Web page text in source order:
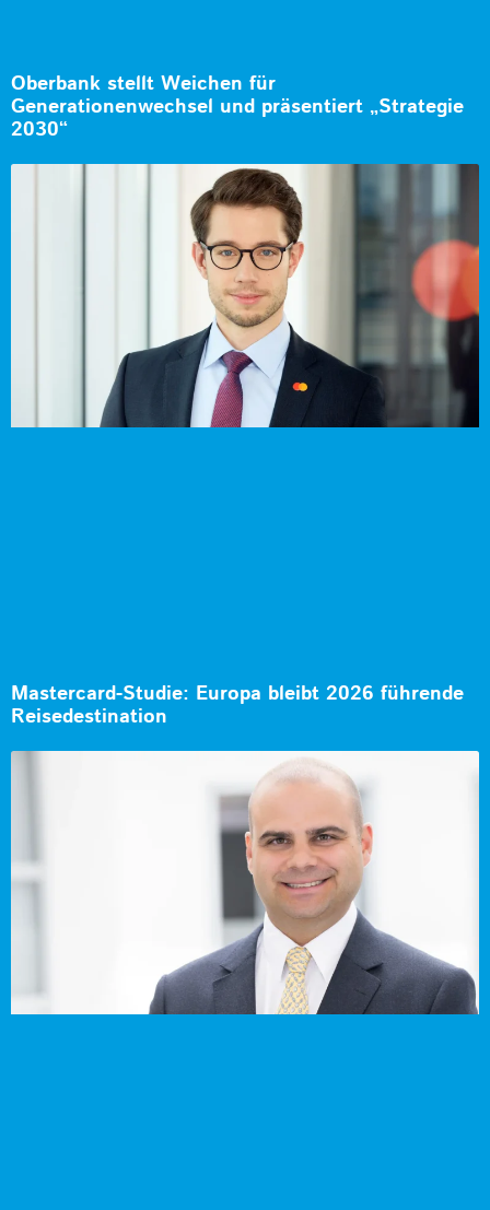
Oberbank stellt Weichen für
Generationenwechsel und präsentiert „Strategie
2030“
Mastercard-Studie: Europa bleibt 2026 führende
Reisedestination